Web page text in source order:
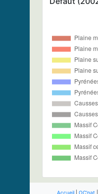
Accueil| OC'nat|